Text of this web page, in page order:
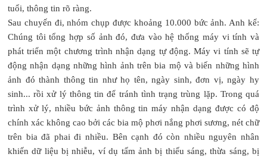
tuổi, thông tin rõ ràng.
Sau chuyến đi, nhóm chụp được khoảng 10.000 bức ảnh. Anh kể:
Chúng tôi tổng hợp số ảnh đó, đưa vào hệ thống máy vi tính và
phát triển một chương trình nhận dạng tự động. Máy vi tính sẽ tự
động nhận dạng những hình ảnh trên bia mộ và biến những hình
ảnh đó thành thông tin như họ tên, ngày sinh, đơn vị, ngày hy
sinh... rồi xử lý thông tin để tránh tình trạng trùng lặp. Trong quá
trình xử lý, nhiều bức ảnh thông tin máy nhận dạng được có độ
chính xác không cao bởi các bia mộ phơi nắng phơi sương, nét chữ
trên bia đã phai đi nhiều. Bên cạnh đó còn nhiều nguyên nhân
khiến dữ liệu bị nhiễu, ví dụ tấm ảnh bị thiếu sáng, thừa sáng, bị